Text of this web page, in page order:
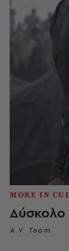
MORE IN
Δύσκολο
A.V. Team